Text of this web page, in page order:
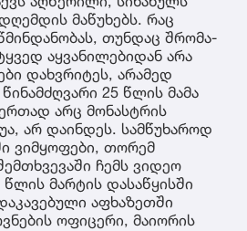
მაწუხებს. რაც
თუნდაც შრომა-
აყვანილებიდან არა
დახვრიტეს, არამედ
25 წლის მამა
არც მონასტრის
არ დაინდეს. სამწუხაროდ
ვიმყოფები, თორემ
ჩემს ვიდეო
წლის მარტის დასაწყისში
აფხაზეთში
ოფიცერი, მაიორის